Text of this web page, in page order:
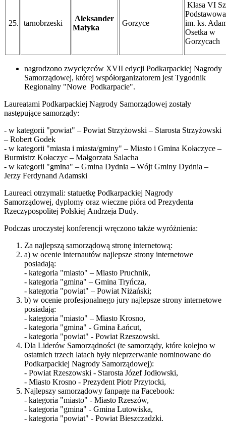
25. tarnobrzeski
Aleksander
Matyka
Gorzyce
Klasa VI
im. ks.
Osetka w
Gorzycach
nagrodzono zwycięzców XVII edycji Podkarpackiej Nagrody
Samorządowej, której współorganizatorem jest Tygodnik
Regionalny "Nowe Podkarpacie".
Laureatami Podkarpackiej Nagrody Samorządowej zostały
następujące samorządy:
- w kategorii "powiat" – Powiat Strzyżowski – Starosta Strzyżowski
– Robert Godek
- w kategorii "miasta i miasta/gminy" – Miasto i Gmina Kołaczyce –
Burmistrz Kołaczyc – Małgorzata Salacha
- w kategorii "gmina" – Gmina Dydnia – Wójt Gminy Dydnia –
Jerzy Ferdynand Adamski
Laureaci otrzymali: statuetkę Podkarpackiej Nagrody
Samorządowej, dyplomy oraz wieczne pióra od Prezydenta
Rzeczypospolitej Polskiej Andrzeja Dudy.
Podczas uroczystej konferencji wręczono także wyróżnienia:
Za najlepszą samorządową stronę internetową:
a) w ocenie internautów najlepsze strony internetowe
posiadają:
- kategoria "miasto" – Miasto Pruchnik,
- kategoria "gmina" – Gmina Tryńcza,
- kategoria "powiat" – Powiat Niżański;
b) w ocenie profesjonalnego jury najlepsze strony internetowe
posiadają:
- kategoria "miasto" – Miasto Krosno,
- kategoria "gmina" - Gmina Łańcut,
- kategoria "powiat" - Powiat Rzeszowski.
Dla Liderów Samorządności (te samorządy, które kolejno w
ostatnich trzech latach były nieprzerwanie nominowane do
Podkarpackiej Nagrody Samorządowej):
- Powiat Rzeszowski - Starosta Józef Jodłowski,
- Miasto Krosno - Prezydent Piotr Przytocki,
Najlepszy samorządowy fanpage na Facebook:
- kategoria "miasto" - Miasto Rzeszów,
- kategoria "gmina" - Gmina Lutowiska,
- kategoria "powiat" - Powiat Bieszczadzki.